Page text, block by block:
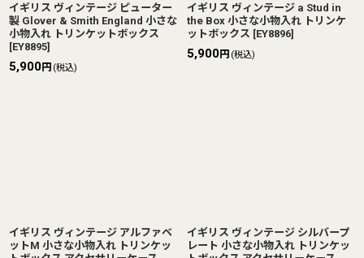
イギリス ヴィンテージ ピューター
製 Glover & Smith England 小さな
小物入れ トリンケットボックス
[EY8895]
5,900円 (税込)
イギリス ヴィンテージ a Stud in
the Box 小さな小物入れ トリンケ
ットボックス [EY8896]
5,900円 (税込)
イギリス ヴィンテージ アルファベ
ットM 小さな小物入れ トリンケッ
イギリス ヴィンテージ シルバープ
レート 小さな小物入れ トリンケッ